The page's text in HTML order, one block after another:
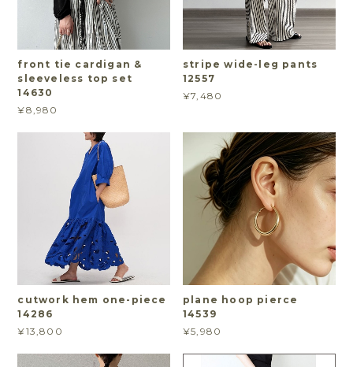
front tie cardigan &
sleeveless top set
14630
¥8,980
stripe wide-leg pants
12557
¥7,480
cutwork hem one-piece
14286
¥13,800
plane hoop pierce
14539
¥5,980